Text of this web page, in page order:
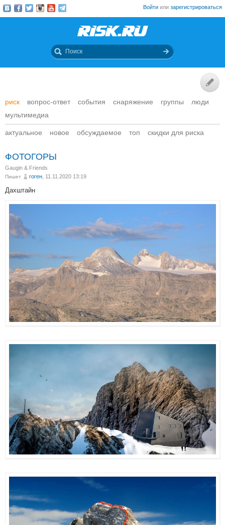
Войти или зарегистрироваться
риск вопрос-ответ события снаряжение группы
люди
мультимедиа
актуальное новое обсуждаемое топ скидки для риска
ФОТОГОРЫ
Gaugin & Friends
Пишет гоген , 11.11.2020 13:19
Дахштайн